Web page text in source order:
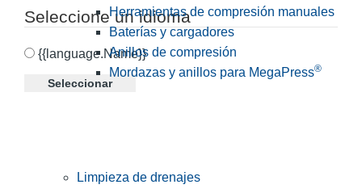
Seleccione un idioma
{{language.Name}}
Seleccionar
Herramientas de compresión manuales
Baterías y cargadores
Anillos de compresión
Mordazas y anillos para MegaPress®
Limpieza de drenajes